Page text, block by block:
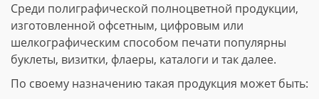
Среди полиграфической полноцветной продукции,
изготовленной офсетным, цифровым или
шелкографическим способом печати популярны
буклеты, визитки, флаеры, каталоги и так далее.
По своему назначению такая продукция может быть: